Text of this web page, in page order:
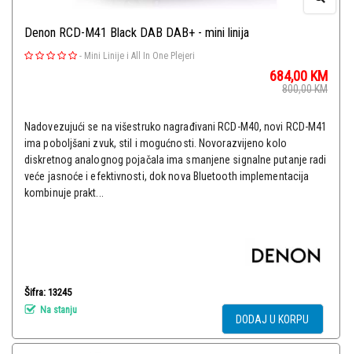
Denon RCD-M41 Black DAB DAB+ - mini linija
- Mini Linije i All In One Plejeri
684,00 KM
800,00KM
Nadovezujući se na višestruko nagrađivani RCD-M40, novi RCD-M41
ima poboljšani zvuk, stil i mogućnosti. Novorazvijeno kolo
diskretnog analognog pojačala ima smanjene signalne putanje radi
veće jasnoće i efektivnosti, dok nova Bluetooth implementacija
kombinuje prakt...
Šifra: 13245
Na stanju
DODAJ U KORPU